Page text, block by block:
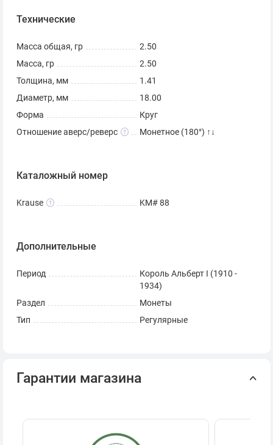
Технические
Масса общая, гр
2.50
Масса, гр
2.50
Толщина, мм
1.41
Диаметр, мм
18.00
Форма
Круг
Отношение аверс/реверс
Монетное (180°) ↑↓
Каталожный номер
Krause KM# 88
Дополнительные
Период
Король Альберт I (1910 -
1934)
Раздел
Монеты
Тип
Регулярные
Гарантии магазина